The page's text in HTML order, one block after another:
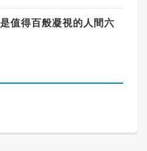
值得百般凝視的人間六